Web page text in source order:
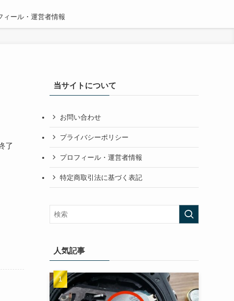
ィール・運営者情報
了
当サイトについて
お問い合わせ
プライバシーポリシー
プロフィール・運営者情報
特定商取引法に基づく表記
人気記事